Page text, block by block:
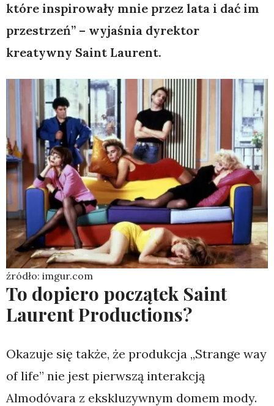
które inspirowały mnie przez lata i dać im
przestrzeń” – wyjaśnia dyrektor
kreatywny Saint Laurent.
źródło: imgur.com
To dopiero początek Saint
Laurent Productions?
Okazuje się także, że produkcja ,,Strange way
of life” nie jest pierwszą interakcją
Almodóvara z ekskluzywnym domem mody.